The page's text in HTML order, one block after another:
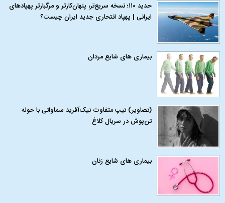
حدید ۱۱۰؛ نسخه سریع‌تر، پنهان‌کارتر و مرگبارتر پهپادهای
ایرانی | پهپاد انتحاری جدید ایران چیست؟
بیماری‌ های شایع مردان
(تصاویر) تیپ متفاوت نیک‌آفرید سماواتی با حوله
تن‌پوش در سریال کلاغ
بیماری‌ های شایع زنان